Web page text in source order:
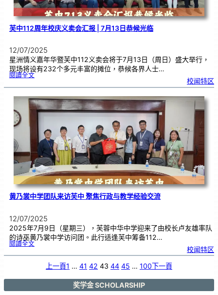
芙中112周年校庆义卖会汇报 | 7月13日恭候光临
12/07/2025
星洲情义嘉年华暨芙中112义卖会将于7月13日（周日）盛大举行，
现场将设有232个多元丰富的摊位，恭候各界人士…
閱讀全文:芙
1
周
年
校
庆
义
卖
月
日
恭
候
光临
校闻特区
黄乃裳中学团队来访芙中 聚焦行政与教学经验交流
12/07/2025
2025年7月9日（星期三），芙蓉中华中学迎来了由校长卢友雄率队
的诗巫黄乃裳中学访问团。此行适逢芙中筹备112…
閱讀全文:黄
中
中
行
校闻特区
上一頁1 … 41 42 43 44 45 … 100下一頁
奖学金 SCHOLARSHIP